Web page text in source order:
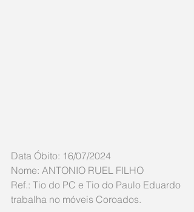
Data Óbito: 16/07/2024
Nome: ANTONIO RUEL FILHO
Ref.: Tio do PC e Tio do Paulo Eduardo
trabalha no móveis Coroados.